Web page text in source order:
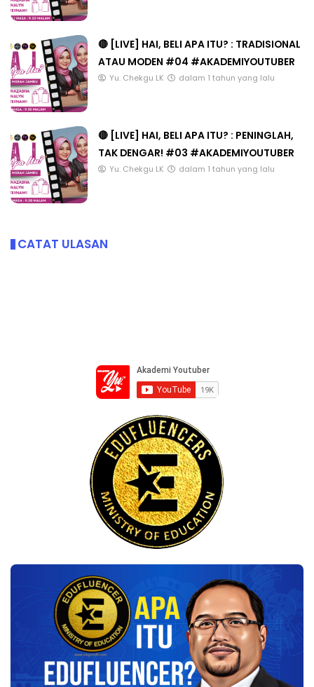
🔴 [LIVE] HAI, BELI APA ITU? : TRADISIONAL
ATAU MODEN #04 #AKADEMIYOUTUBER
Yu. Chekgu LK dalam 1 tahun yang lalu
🔴 [LIVE] HAI, BELI APA ITU? : PENINGLAH,
TAK DENGAR! #03 #AKADEMIYOUTUBER
Yu. Chekgu LK dalam 1 tahun yang lalu
CATAT ULASAN